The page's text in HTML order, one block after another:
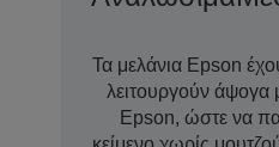
Τα μελάνια Epson
λειτουργούν άψογα
Epson, ώστε να